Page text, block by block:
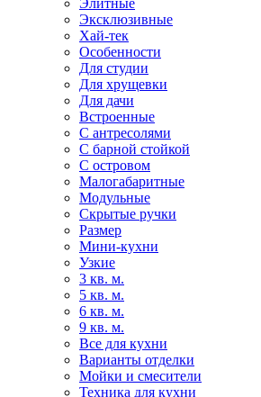
Элитные
Эксклюзивные
Хай-тек
Особенности
Для студии
Для хрущевки
Для дачи
Встроенные
С антресолями
С барной стойкой
С островом
Малогабаритные
Модульные
Скрытые ручки
Размер
Мини-кухни
Узкие
3 кв. м.
5 кв. м.
6 кв. м.
9 кв. м.
Все для кухни
Варианты отделки
Мойки и смесители
Техника для кухни